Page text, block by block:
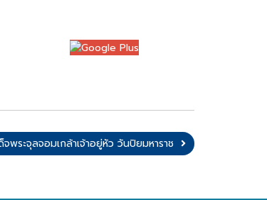
ระจุลจอมเกล้าเจ้าอยู่หัว วันปิยมหาราช